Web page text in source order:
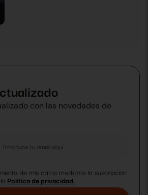
con las novedades de
de mis datos mediante la suscripción
Política de privacidad.